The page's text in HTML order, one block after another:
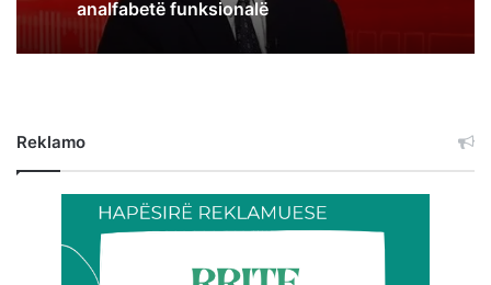
analfabetë funksionalë
Reklamo